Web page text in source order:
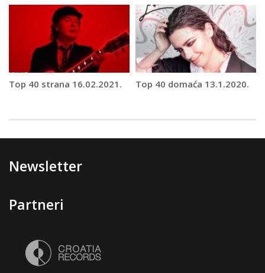
Top 40 strana 16.02.2021. Top 40 domaća 13.1.2020.
Newsletter
Partneri